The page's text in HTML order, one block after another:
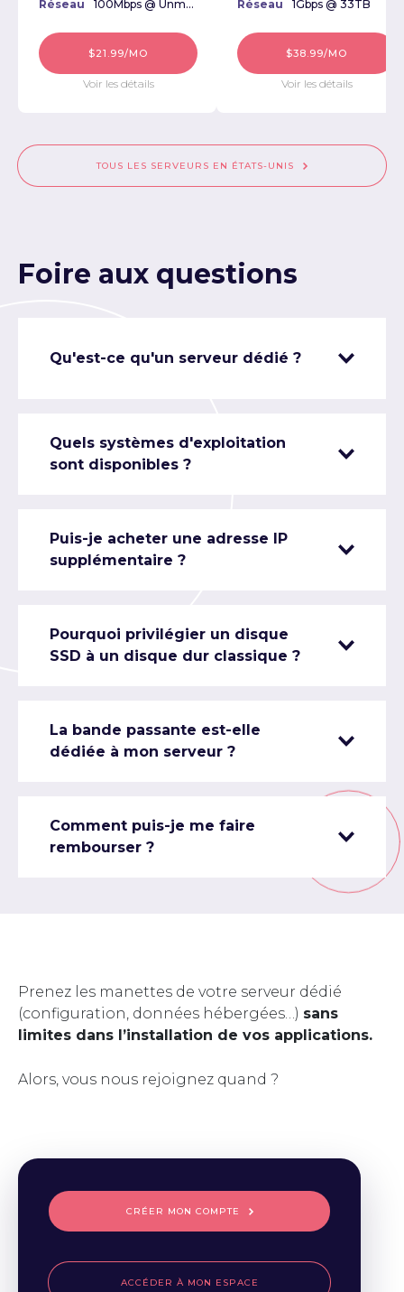
Réseau 100Mbps @ Unmetered
$21.99/MO
Voir les détails
Réseau 1Gbps @ 33TB
$38.99/MO
Voir les détails
TOUS LES SERVEURS EN ÉTATS-UNIS
Foire aux questions
Qu'est-ce qu'un serveur dédié ?
Quels systèmes d'exploitation
sont disponibles ?
Puis-je acheter une adresse IP
supplémentaire ?
Pourquoi privilégier un disque
SSD à un disque dur classique ?
La bande passante est-elle
dédiée à mon serveur ?
Comment puis-je me faire
rembourser ?
Prenez les manettes de votre serveur dédié
(configuration, données hébergées…) sans
limites dans l’installation de vos applications.
Alors, vous nous rejoignez quand ?
CRÉER MON COMPTE
ACCÉDER À MON ESPACE